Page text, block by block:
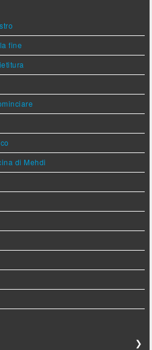
fine
di Mehdi
❯